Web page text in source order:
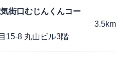
街口むじんくんコー
15-8 丸山ビル3階
3.5km